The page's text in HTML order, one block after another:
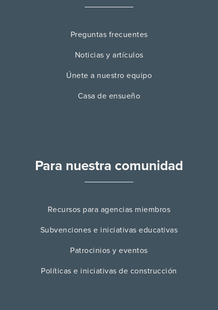
Preguntas frecuentes
Noticias y artículos
Únete a nuestro equipo
Casa de ensueño
Para nuestra comunidad
Recursos para agencias miembros
Subvenciones e iniciativas educativas
Patrocinios y eventos
Políticas e iniciativas de construcción